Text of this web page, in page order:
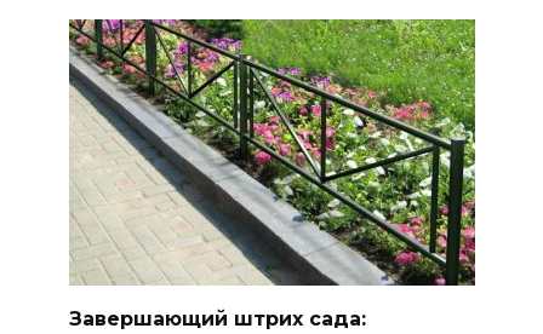
Завершающий штрих сада: